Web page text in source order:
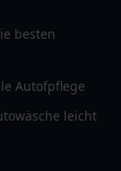
besten
Autofpflege
leicht